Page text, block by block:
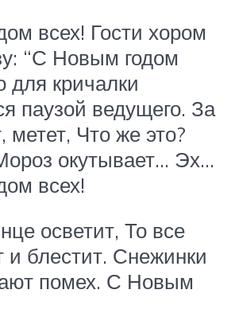
всех! Гости хором
“С Новым годом
для кричалки
паузой ведущего. За
метет, Что же это?
окутывает… Эх…
всех!
осветит, То все
и блестит. Снежинки
помех. С Новым